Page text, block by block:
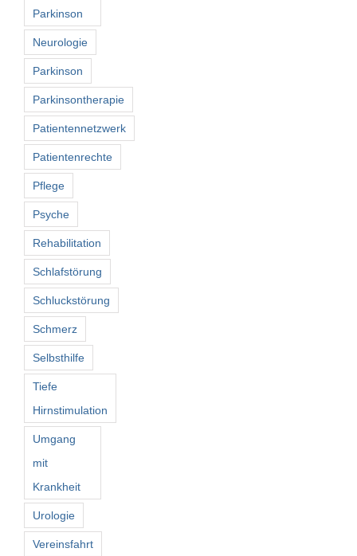
Parkinson
Neurologie
Parkinson
Parkinsontherapie
Patientennetzwerk
Patientenrechte
Pflege
Psyche
Rehabilitation
Schlafstörung
Schluckstörung
Schmerz
Selbsthilfe
Tiefe
Hirnstimulation
Umgang
mit
Krankheit
Urologie
Vereinsfahrt